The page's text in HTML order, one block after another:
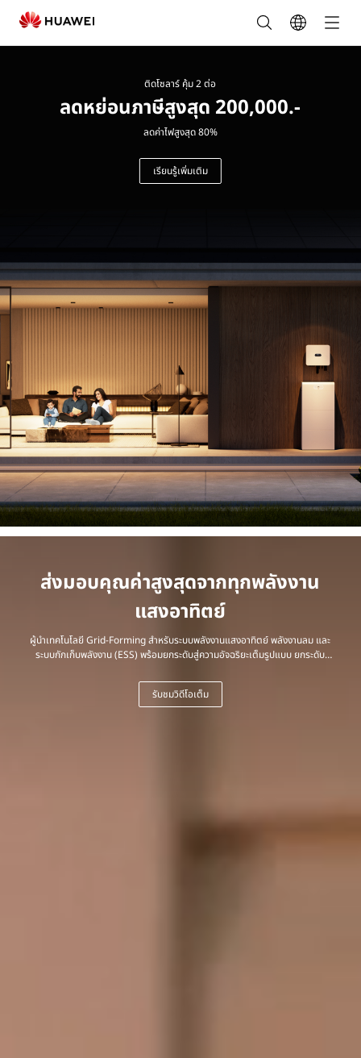
ผู้นำ
โซลูชัน
พลังงาน
อนาคต
ที่
ยั่งยืน
|
HUAWEI
Smart
PV
Thailand
ติดโซลาร์ คุ้ม 2 ต่อ
ลดหย่อนภาษีสูงสุด 200,000.-
ลดค่าไฟสูงสุด 80%
เรียนรู้เพิ่มเติม
ส่งมอบคุณค่าสูงสุดจากทุกพลังงาน
แสงอาทิตย์
ผู้นำเทคโนโลยี Grid-Forming สำหรับระบบพลังงานแสงอาทิตย์ พลังงานลม และ
ระบบกักเก็บพลังงาน (ESS) พร้อมยกระดับสู่ความอัจฉริยะเต็มรูปแบบ ยกระดับ
พลังงานสะอาดให้เป็นพลังงานหลักของทุกครัวเรือนและทุกภาคธุรกิจ
รับชมวิดีโอเต็ม